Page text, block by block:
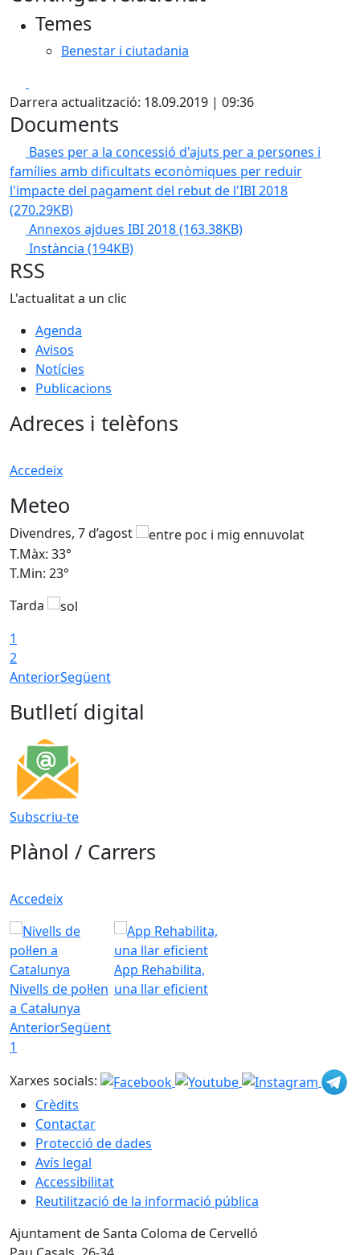
Temes
Benestar i ciutadania
Darrera actualització: 18.09.2019 | 09:36
Documents
Bases per a la concessió d'ajuts per a persones i
famílies amb dificultats econòmiques per reduir
l'impacte del pagament del rebut de l'IBI 2018
(270.29KB)
Annexos ajdues IBI 2018(163.38KB)
Instància (194KB)
RSS
L'actualitat a un clic
Agenda
Avisos
Notícies
Publicacions
Adreces i telèfons
Accedeix
Meteo
Divendres, 7 d’agost
T.Màx: 33°
T.Min: 23°
Tarda
1
2
AnteriorSegüent
Butlletí digital
Subscriu-te
Plànol / Carrers
Accedeix
Nivells de pol·len
a Catalunya
App Rehabilita,
una llar eficient
AnteriorSegüent
1
Xarxes socials:
Crèdits
Contactar
Protecció de dades
Avís legal
Accessibilitat
Reutilització de la informació pública
Ajuntament de Santa Coloma de Cervelló